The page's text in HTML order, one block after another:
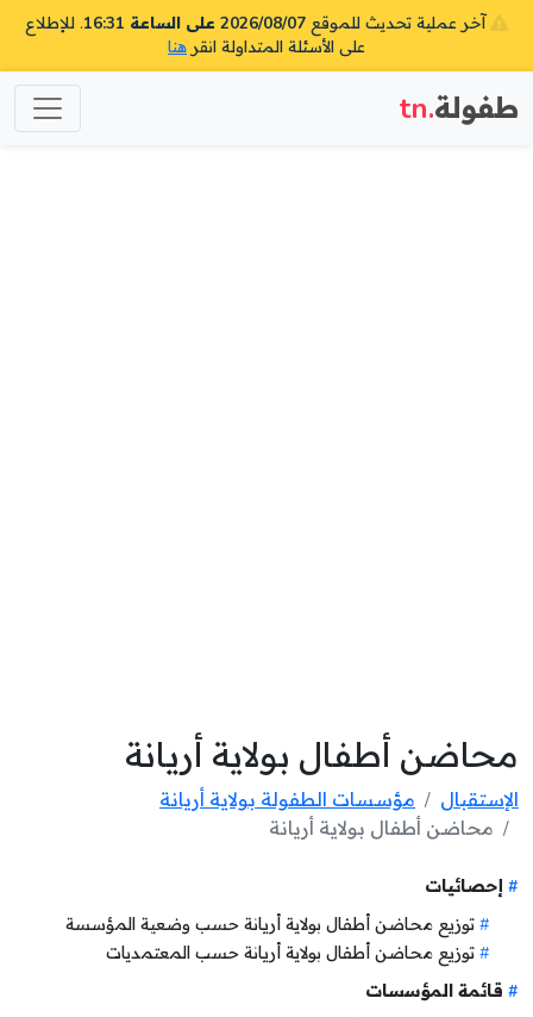
آخر عملية تحديث للموقع 2026/08/07 على الساعة 16:31
. للإطلاع
على الأسئلة المتداولة انقر هنا
طفولة.tn
محاضن أطفال بولاية أريانة
الإستقبال
مؤسسات الطفولة بولاية أريانة
محاضن أطفال بولاية أريانة
إحصائيات
توزيع محاضن أطفال بولاية أريانة حسب وضعية المؤسسة
توزيع محاضن أطفال بولاية أريانة حسب المعتمديات
قائمة المؤسسات